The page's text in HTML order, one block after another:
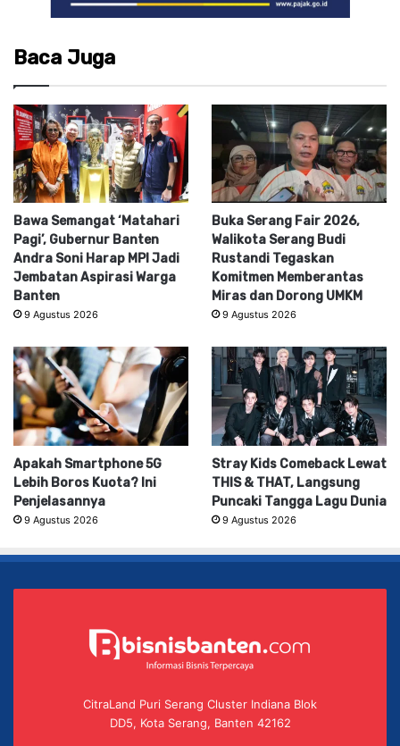
Baca Juga
Bawa Semangat ‘Matahari
Pagi’, Gubernur Banten
Andra Soni Harap MPI Jadi
Jembatan Aspirasi Warga
Banten
9 Agustus 2026
Buka Serang Fair 2026,
Walikota Serang Budi
Rustandi Tegaskan
Komitmen Memberantas
Miras dan Dorong UMKM
9 Agustus 2026
Apakah Smartphone 5G
Lebih Boros Kuota? Ini
Penjelasannya
9 Agustus 2026
Stray Kids Comeback Lewat
THIS & THAT, Langsung
Puncaki Tangga Lagu Dunia
9 Agustus 2026
CitraLand Puri Serang Cluster Indiana Blok
DD5, Kota Serang, Banten 42162